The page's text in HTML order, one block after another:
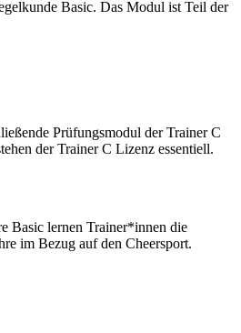
Basic. Das Modul ist Teil der
Prüfungsmodul der Trainer C
der Trainer C Lizenz essentiell.
Basic lernen Trainer*innen die
im Bezug auf den Cheersport.